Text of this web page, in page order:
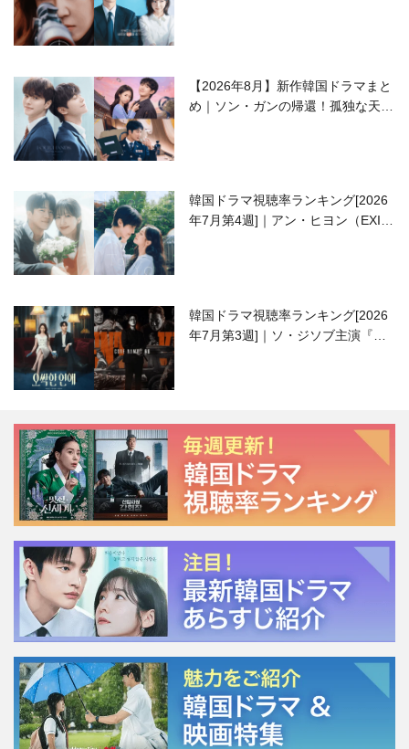
【2026年8月】新作韓国ドラマまと
め｜ソン・ガンの帰還！孤独な天才
韓国ドラマ視聴率ランキング[2026
年7月第4週]｜アン・ヒヨン（EXID
韓国ドラマ視聴率ランキング[2026
年7月第3週]｜ソ・ジソブ主演『エ